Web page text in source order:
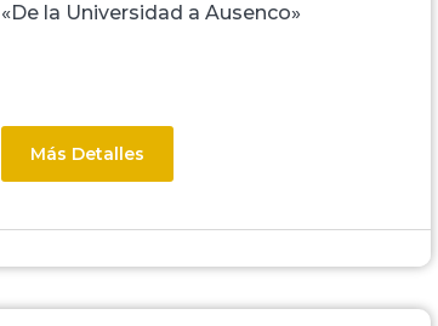
«De la Universidad a Ausenco»
Más Detalles